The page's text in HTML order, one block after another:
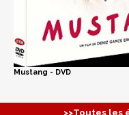
Mustang - DVD
>>Toutes les